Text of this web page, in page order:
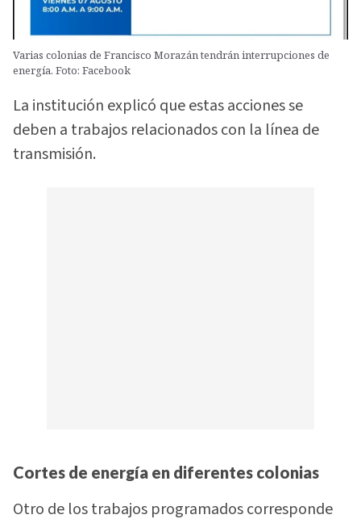
Varias colonias de Francisco Morazán tendrán interrupciones de
energía. Foto: Facebook
La institución explicó que estas acciones se
deben a trabajos relacionados con la línea de
transmisión.
Cortes de energía en diferentes colonias
Otro de los trabajos programados corresponde